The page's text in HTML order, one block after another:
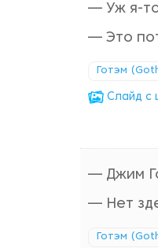
— Уж я-
— Это
Готэм
Cлайд с
— Джим
— Нет
Готэм